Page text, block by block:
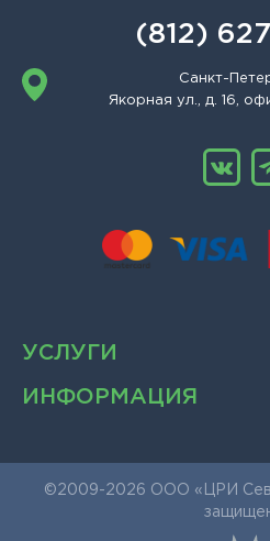
(812)
Санкт-
Якорная ул., д. 16,
УСЛУГИ
ИНФОРМАЦИЯ
©2009-2026 ООО «ЦРИ